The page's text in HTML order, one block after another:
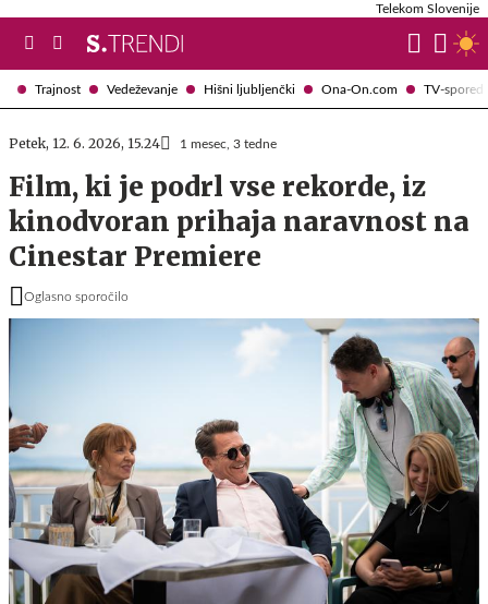
Trajnost Vedeževanje Hišni ljubljenčki Ona-On.com TV-spored
Telekom Slovenije
Petek, 12. 6. 2026, 15.24 1 mesec, 3 tedne
Film, ki je podrl vse rekorde, iz
kinodvoran prihaja naravnost na
Cinestar Premiere
Oglasno sporočilo